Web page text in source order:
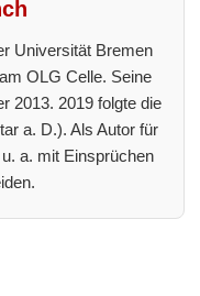
Universität Bremen
OLG Celle. Seine
2013. 2019 folgte die
a. D.). Als Autor für
a. mit Einsprüchen